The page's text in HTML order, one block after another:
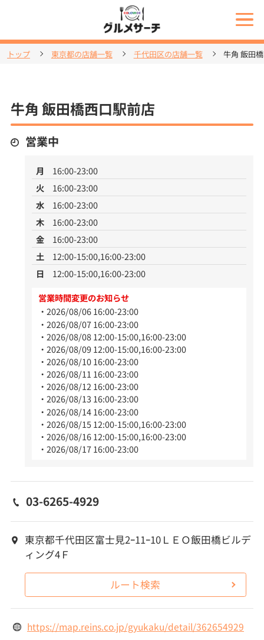
トップ 東京都の店舗一覧 千代田区の店舗一覧 牛角 飯田
牛角 飯田橋西口駅前店
営業中
月
16:00-23:00
火
16:00-23:00
水
16:00-23:00
木
16:00-23:00
金
16:00-23:00
土
12:00-15:00,16:00-23:00
日
12:00-15:00,16:00-23:00
営業時間変更のお知らせ
2026/08/06 16:00-23:00
2026/08/07 16:00-23:00
2026/08/08 12:00-15:00,16:00-23:00
2026/08/09 12:00-15:00,16:00-23:00
2026/08/10 16:00-23:00
2026/08/11 16:00-23:00
2026/08/12 16:00-23:00
2026/08/13 16:00-23:00
2026/08/14 16:00-23:00
2026/08/15 12:00-15:00,16:00-23:00
2026/08/16 12:00-15:00,16:00-23:00
2026/08/17 16:00-23:00
03-6265-4929
東京都千代田区富士見2ｰ11ｰ10ＬＥＯ飯田橋ビルデ
ィング4Ｆ
ルート検索
https://map.reins.co.jp/gyukaku/detail/362654929